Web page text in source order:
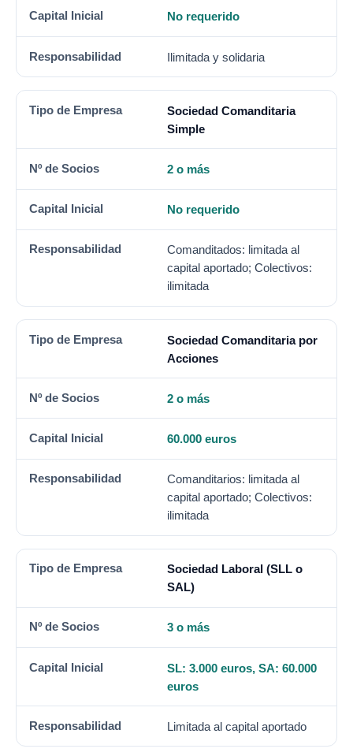
No requerido
Ilimitada y solidaria
Sociedad Comanditaria
Simple
2 o más
No requerido
Comanditados: limitada al
capital aportado; Colectivos:
ilimitada
Sociedad Comanditaria por
Acciones
2 o más
60.000 euros
Comanditarios: limitada al
capital aportado; Colectivos:
ilimitada
Sociedad Laboral (SLL o
SAL)
3 o más
SL: 3.000 euros, SA: 60.000
euros
Limitada al capital aportado